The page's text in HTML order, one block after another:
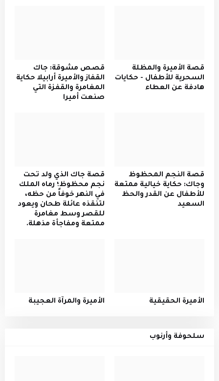
قصة الأميرة والمظلة
السحرية للأطفال - حكايات
هادفة عن العطاء
قصص مشوقة: جاك
القفاز والأميرة أرابيلا حكاية
المغامرة والقفزة التي
صنعت أميرا
قصة النجم المحظوظ
وجاك: حكاية خيالية ممتعة
للأطفال عن القدر والحظ
السعيد
قصة جاك الذي ولد تحت
نجم محظوظ؛ رماه الملك
في النهر خوفاً من حظه،
لتنقذه عائلة طحان ويعود
للقصر وسط مغامرة
ممتعة ومفاجأة مذهلة.
الأميرة الحقيقية الأميرة والمرآة العجيبة
سلحوفة وأرنوب